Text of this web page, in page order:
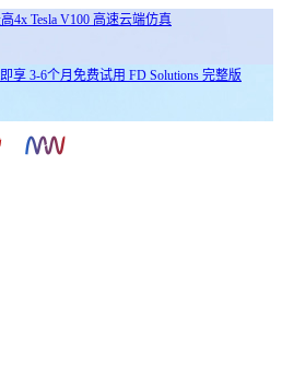
4x Tesla V100 高速云端仿真
享 3-6个月免费试用 FD Solutions 完整版